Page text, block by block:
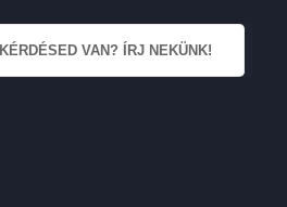
KÉRDÉSED VAN? ÍRJ NEKÜNK!